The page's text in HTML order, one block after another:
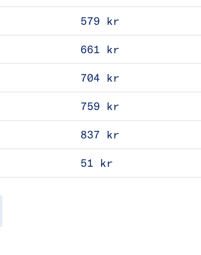
579 kr
661 kr
704 kr
759 kr
837 kr
51 kr